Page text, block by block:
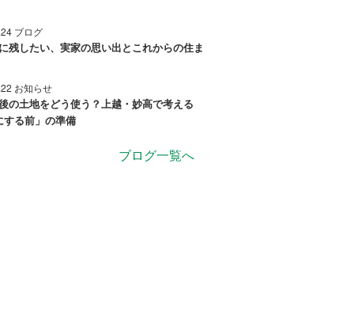
ブログ
残したい、実家の思い出とこれからの住ま
お知らせ
の土地をどう使う？上越・妙高で考える
する前」の準備
ブログ一覧へ